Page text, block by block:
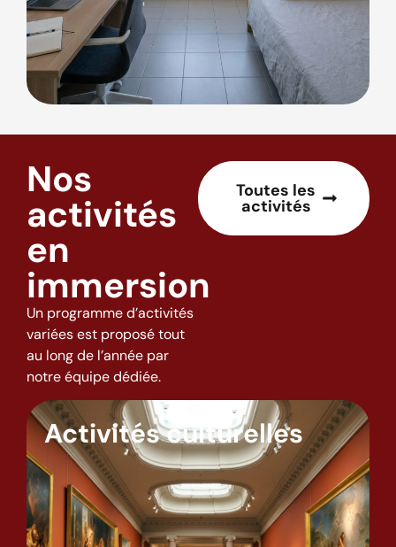
Nos
activités
en
immersion
Un programme d’activités
variées est proposé tout
au long de l’année par
notre équipe dédiée.
Toutes les
activités
Activités culturelles